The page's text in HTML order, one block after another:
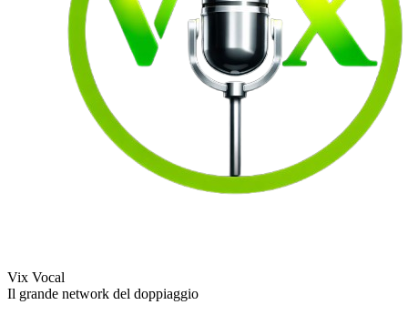
Vix Vocal
Il grande network del doppiaggio